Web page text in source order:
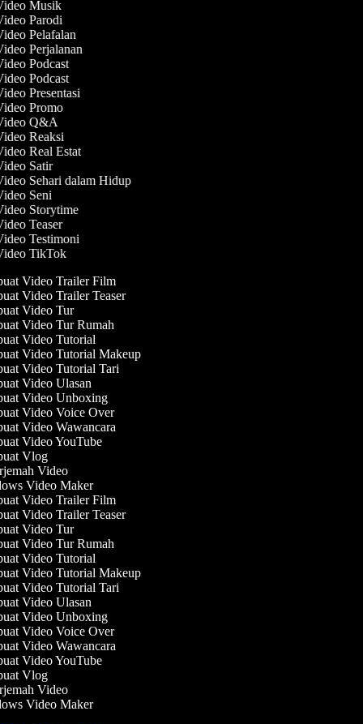
Musik
Parodi
Pelafalan
Perjalanan
Podcast
Podcast
Presentasi
Promo
Q&A
Reaksi
Real Estat
Satir
Sehari dalam Hidup
Seni
Storytime
Teaser
Testimoni
TikTok
Video Trailer Film
Video Trailer Teaser
Video Tur
Video Tur Rumah
Video Tutorial
Video Tutorial Makeup
Video Tutorial Tari
Video Ulasan
Video Unboxing
Video Voice Over
Video Wawancara
Video YouTube
Vlog
Video
Video Maker
Video Trailer Film
Video Trailer Teaser
Video Tur
Video Tur Rumah
Video Tutorial
Video Tutorial Makeup
Video Tutorial Tari
Video Ulasan
Video Unboxing
Video Voice Over
Video Wawancara
Video YouTube
Vlog
Video
Video Maker